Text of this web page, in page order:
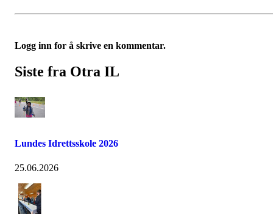
Logg inn for å skrive en kommentar.
Siste fra Otra IL
Lundes Idrettsskole 2026
25.06.2026